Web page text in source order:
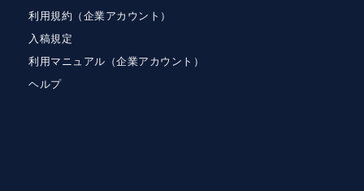
利用規約（企業アカウント）
入稿規定
利用マニュアル（企業アカウント）
ヘルプ